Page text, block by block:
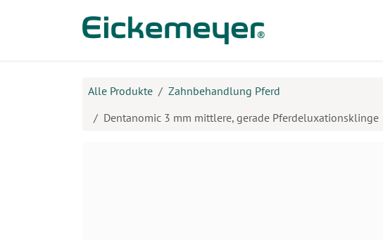
Alle Produkte
Zahnbehandlung Pferd
Dentanomic 3 mm mittlere, gerade Pferdeluxationsklinge